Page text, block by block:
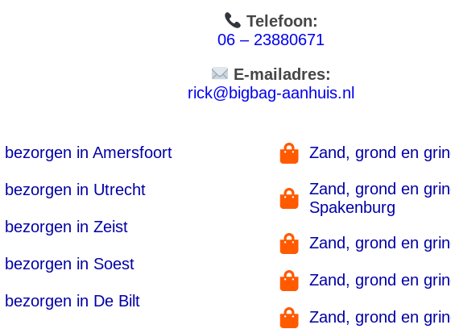
Telefoon:
06 – 23880671
E-mailadres:
rick@bigbag-aanhuis.nl
in Amersfoort
in Utrecht
in Zeist
in Soest
in De Bilt
Zand, grond en
Zand, grond en
Spakenburg
Zand, grond en
Zand, grond en
Zand, grond en